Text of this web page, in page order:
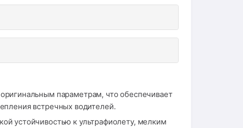
параметрам, что обеспечивает
встречных водителей.
устойчивостью к ультрафиолету, мелким